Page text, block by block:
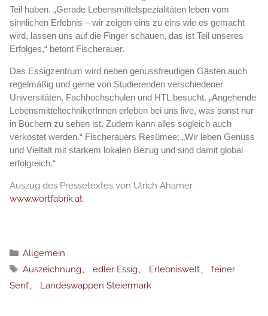
Teil haben. „Gerade Lebensmittelspezialitäten leben vom
sinnlichen Erlebnis – wir zeigen eins zu eins wie es gemacht
wird, lassen uns auf die Finger schauen, das ist Teil unseres
Erfolges,“ betont Fischerauer.
Das Essigzentrum wird neben genussfreudigen Gästen auch
regelmäßig und gerne von Studierenden verschiedener
Universitäten, Fachhochschulen und HTL besucht. „Angehende
LebensmitteltechnikerInnen erleben bei uns live, was sonst nur
in Büchern zu sehen ist. Zudem kann alles sogleich auch
verkostet werden.“ Fischerauers Resümee: „Wir leben Genuss
und Vielfalt mit starkem lokalen Bezug und sind damit global
erfolgreich.“
Auszug des Pressetextes von Ulrich Ahamer
www.wortfabrik.at
分
类
Allgemein
标
签
Auszeichnung、 edler Essig、 Erlebniswelt、 feiner
Senf、 Landeswappen Steiermark